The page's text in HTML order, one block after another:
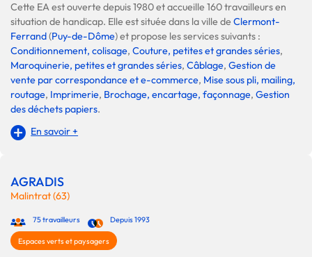
Cette EA est ouverte depuis 1980 et accueille 160 travailleurs en
situation de handicap. Elle est située dans la ville deClermont-
Ferrand(Puy-de-Dôme) et propose les services suivants :
Conditionnement, colisage, Couture, petites et grandes séries,
Maroquinerie, petites et grandes séries, Câblage, Gestion de
vente par correspondance et e-commerce, Mise sous pli, mailing,
routage, Imprimerie, Brochage, encartage, façonnage, Gestion
des déchets papiers.
En savoir +
AGRADIS
Malintrat (63)
75 travailleurs Depuis 1993
Espaces verts et paysagers